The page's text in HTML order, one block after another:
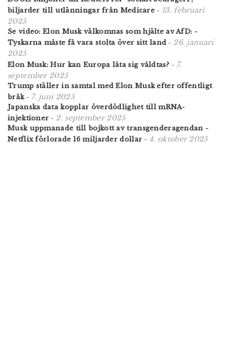
biljarder till utlänningar från Medicare - 13. februari
2025
Se video: Elon Musk välkomnas som hjälte av AfD: -
Tyskarna måste få vara stolta över sitt land - 26. januari
2025
Elon Musk: Hur kan Europa låta sig våldtas?- 7.
september 2025
Trump ställer in samtal med Elon Musk efter offentligt
bråk- 7. juni 2025
Japanska data kopplar överdödlighet till mRNA-
injektioner - 2. september 2025
Musk uppmanade till bojkott av transgenderagendan -
Netflix förlorade 16 miljarder dollar - 4. oktober 2025